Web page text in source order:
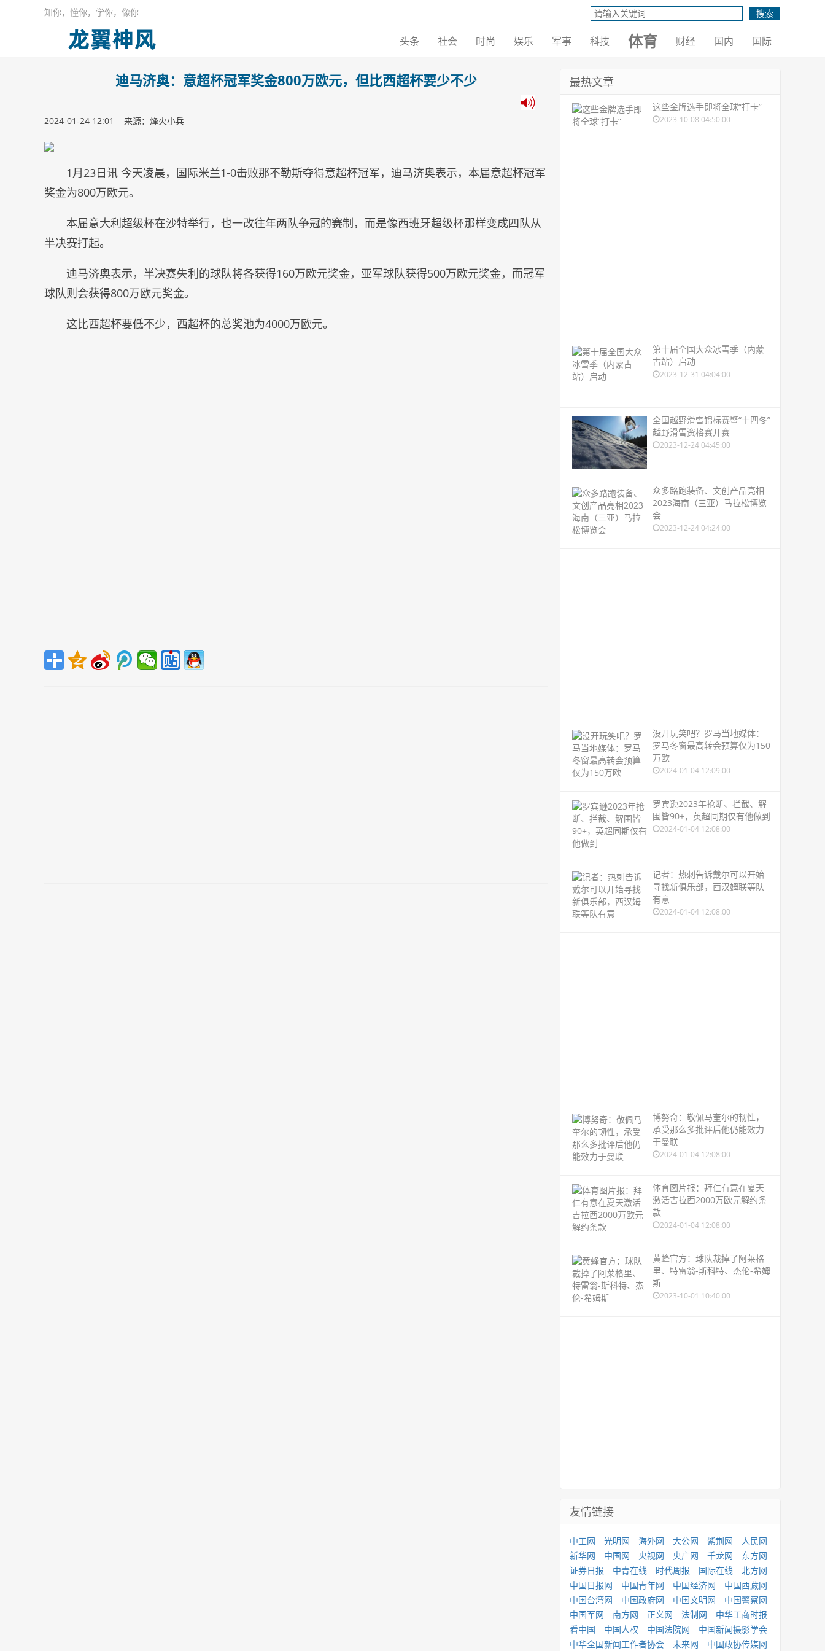
知你，懂你，学你，像你
头条 社会 时尚 娱乐 军事 科技 体育 财经 国内 国际
迪马济奥：意超杯冠军奖金800万欧元，但比西超杯要少不少
2024-01-24 12:01 来源：烽火小兵
1月23日讯 今天凌晨，国际米兰1-0击败那不勒斯夺得意超杯冠军，迪马济奥表示，本届意超杯冠军
奖金为800万欧元。
本届意大利超级杯在沙特举行，也一改往年两队争冠的赛制，而是像西班牙超级杯那样变成四队从
半决赛打起。
迪马济奥表示，半决赛失利的球队将各获得160万欧元奖金，亚军球队获得500万欧元奖金，而冠军
球队则会获得800万欧元奖金。
这比西超杯要低不少，西超杯的总奖池为4000万欧元。
最热文章
这些金牌选手即将全球“打卡”
2023-10-08 04:50:00
第十届全国大众冰雪季（内蒙
古站）启动
2023-12-31 04:04:00
全国越野滑雪锦标赛暨“十四冬”
越野滑雪资格赛开赛
2023-12-24 04:45:00
众多路跑装备、文创产品亮相
2023海南（三亚）马拉松博览
会
2023-12-24 04:24:00
没开玩笑吧？罗马当地媒体：
罗马冬窗最高转会预算仅为150
万欧
2024-01-04 12:09:00
罗宾逊2023年抢断、拦截、解
围皆90+，英超同期仅有他做到
2024-01-04 12:08:00
记者：热刺告诉戴尔可以开始
寻找新俱乐部，西汉姆联等队
有意
2024-01-04 12:08:00
博努奇：敬佩马奎尔的韧性，
承受那么多批评后他仍能效力
于曼联
2024-01-04 12:08:00
体育图片报：拜仁有意在夏天
激活吉拉西2000万欧元解约条
款
2024-01-04 12:08:00
黄蜂官方：球队裁掉了阿莱格
里、特雷翁-斯科特、杰伦-希姆
斯
2023-10-01 10:40:00
友情链接
中工网 光明网 海外网 大公网 紫荆网
人民网
新华网
中国网 央视网 央广网 千龙网
东方网
证券日报
中青在线 时代周报 国际在线
北方网
中国日报网
中国青年网 中国经济网
中国西藏网
中国台湾网
中国政府网 中国文明网
中国警察网
中国军网
南方网 正义网 法制网
中华工商时报
看中国
中国人权 中国法院网
中国新闻摄影学会
中华全国新闻工作者协会
未来网 中国政协传媒网